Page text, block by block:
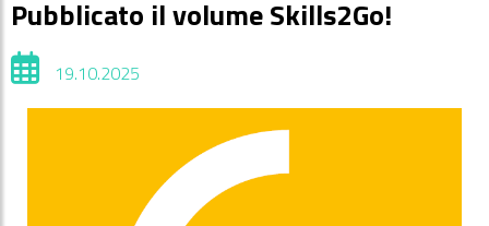
Pubblicato il volume Skills2Go!
19.10.2025